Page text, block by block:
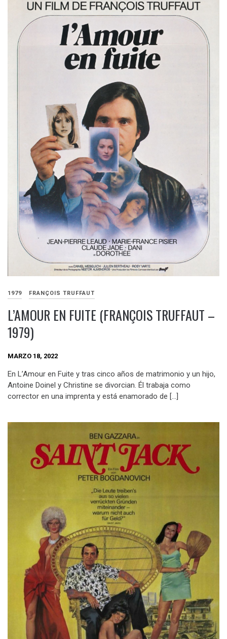
1979 FRANÇOIS TRUFFAUT
L’AMOUR EN FUITE (FRANÇOIS TRUFFAUT –
1979)
MARZO 18, 2022
En L’Amour en Fuite y tras cinco años de matrimonio y un hijo,
Antoine Doinel y Christine se divorcian. Él trabaja como
corrector en una imprenta y está enamorado de […]